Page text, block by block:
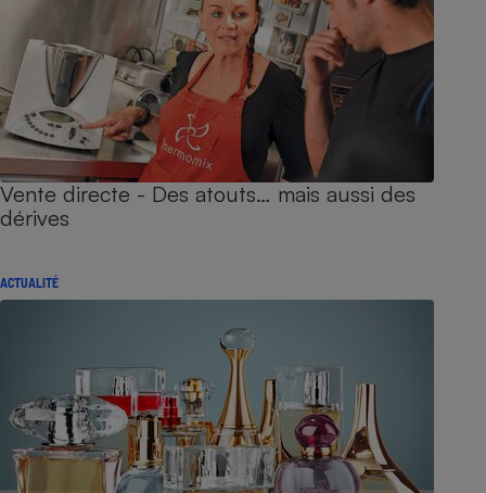
Vente directe - Des atouts… mais aussi des
dérives
ACTUALITÉ